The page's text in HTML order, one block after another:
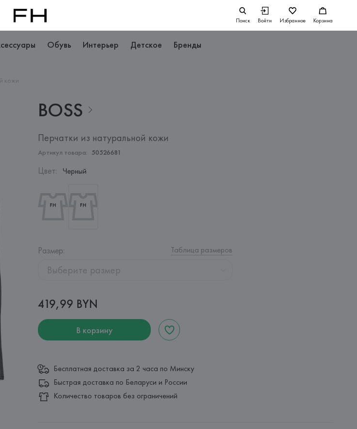
Поиск Войти Избранное Корзина
Обувь Интерьер Детское Бренды
кожи
BOSS
Перчатки из натуральной кожи
Артикул товара: 50526681
Цвет: Черный
Размер: Таблица размеров
Выберите размер
419,99 BYN
В корзину
Бесплатная доставка за 2 часа по Минску
Быстрая доставка по Беларуси и России
Количество товаров без ограничений